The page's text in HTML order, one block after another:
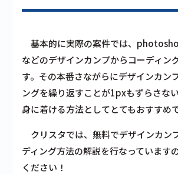
基本的に実際の案件では、
などのデザインカンプからコーディン
す。その本番さながらにデザインカン
ングを繰り返すことが1pxもずらさな
身に着ける方法としてとてもおすすめ
クリスタでは、無料でデザインカン
ディング方法の解説を行なっています
ください！